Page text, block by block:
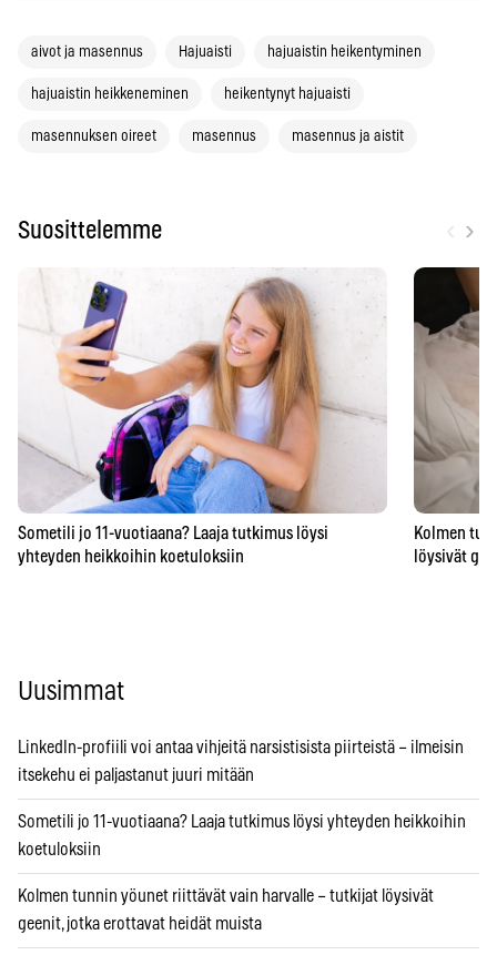
aivot ja masennus Hajuaisti hajuaistin heikentyminen
hajuaistin heikkeneminen heikentynyt hajuaisti
masennuksen oireet masennus masennus ja aistit
Suosittelemme ›
Sometili jo 11-vuotiaana? Laaja tutkimus löysi
yhteyden heikkoihin koetuloksiin
Kolmen
löysivät
Uusimmat
LinkedIn-profiili voi antaa vihjeitä narsistisista piirteistä – ilmeisin
itsekehu ei paljastanut juuri mitään
Sometili jo 11-vuotiaana? Laaja tutkimus löysi yhteyden heikkoihin
koetuloksiin
Kolmen tunnin yöunet riittävät vain harvalle – tutkijat löysivät
geenit, jotka erottavat heidät muista